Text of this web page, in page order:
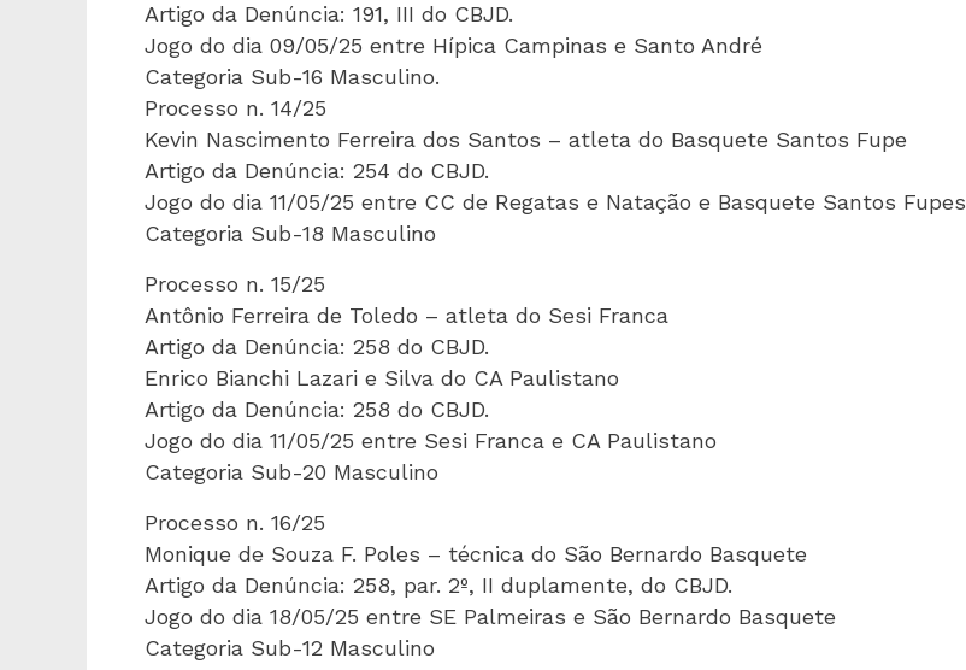
Artigo da Denúncia: 191, III do CBJD.
Jogo do dia 09/05/25 entre Hípica Campinas e Santo André
Categoria Sub-16 Masculino.
Processo n. 14/25
Kevin Nascimento Ferreira dos Santos – atleta do Basquete Santos Fupe
Artigo da Denúncia: 254 do CBJD.
Jogo do dia 11/05/25 entre CC de Regatas e Natação e Basquete Santos Fupes
Categoria Sub-18 Masculino
Processo n. 15/25
Antônio Ferreira de Toledo – atleta do Sesi Franca
Artigo da Denúncia: 258 do CBJD.
Enrico Bianchi Lazari e Silva do CA Paulistano
Artigo da Denúncia: 258 do CBJD.
Jogo do dia 11/05/25 entre Sesi Franca e CA Paulistano
Categoria Sub-20 Masculino
Processo n. 16/25
Monique de Souza F. Poles – técnica do São Bernardo Basquete
Artigo da Denúncia: 258, par. 2º, II duplamente, do CBJD.
Jogo do dia 18/05/25 entre SE Palmeiras e São Bernardo Basquete
Categoria Sub-12 Masculino